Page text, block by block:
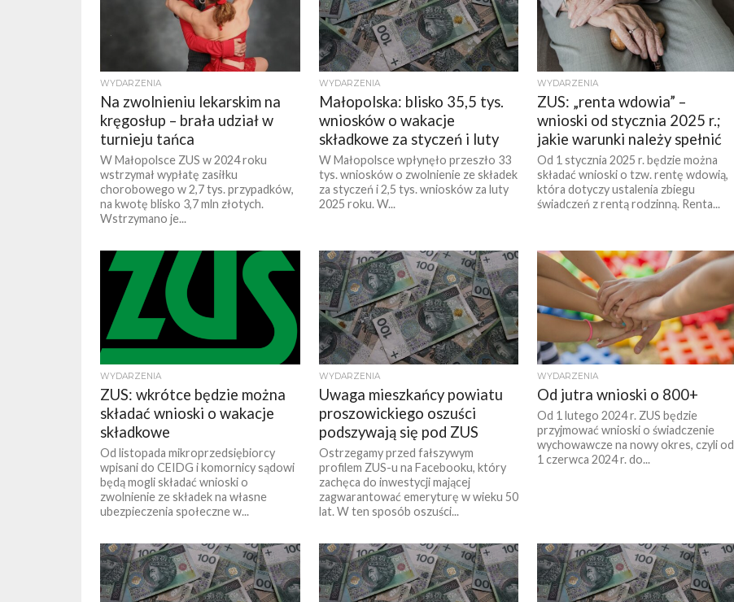
WYDARZENIA
Na zwolnieniu lekarskim na
kręgosłup – brała udział w
turnieju tańca
W Małopolsce ZUS w 2024 roku
wstrzymał wypłatę zasiłku
chorobowego w 2,7 tys. przypadków,
na kwotę blisko 3,7 mln złotych.
Wstrzymano je...
WYDARZENIA
Małopolska: blisko 35,5 tys.
wniosków o wakacje
składkowe za styczeń i luty
W Małopolsce wpłynęło przeszło 33
tys. wniosków o zwolnienie ze składek
za styczeń i 2,5 tys. wniosków za luty
2025 roku. W...
WYDARZENIA
ZUS: „renta wdowia” –
wnioski od stycznia 2025 r.;
jakie warunki należy spełnić
Od 1 stycznia 2025 r. będzie można
składać wnioski o tzw. rentę wdowią,
która dotyczy ustalenia zbiegu
świadczeń z rentą rodzinną. Renta...
WYDARZENIA
ZUS: wkrótce będzie można
składać wnioski o wakacje
składkowe
Od listopada mikroprzedsiębiorcy
wpisani do CEIDG i komornicy sądowi
będą mogli składać wnioski o
zwolnienie ze składek na własne
ubezpieczenia społeczne w...
WYDARZENIA
Uwaga mieszkańcy powiatu
proszowickiego oszuści
podszywają się pod ZUS
Ostrzegamy przed fałszywym
profilem ZUS-u na Facebooku, który
zachęca do inwestycji mającej
zagwarantować emeryturę w wieku 50
lat. W ten sposób oszuści...
WYDARZENIA
Od jutra wnioski o 800+
Od 1 lutego 2024 r. ZUS będzie
przyjmować wnioski o świadczenie
wychowawcze na nowy okres, czyli od
1 czerwca 2024 r. do...